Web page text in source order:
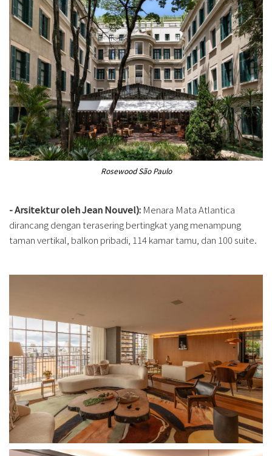
Rosewood São Paulo
- Arsitektur oleh Jean Nouvel): Menara Mata Atlantica
dirancang dengan terasering bertingkat yang menampung
taman vertikal, balkon pribadi, 114 kamar tamu, dan 100 suite.